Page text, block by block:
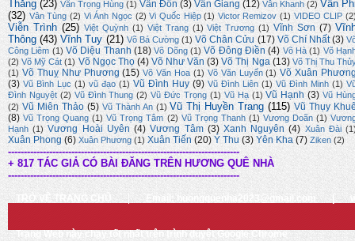
Thắng (23) Văn Trọng Hùng (1) Vân Đồn (3) Vân Giang (12) Vân Khanh (2) Vân
(32) Vân Tùng (2) Vi Ánh Ngọc (2) Vi Quốc Hiệp (1) Victor Remizov (1) VIDEO CLIP
Viễn Trình (25) Việt Quỳnh (1) Việt Trang (1) Việt Trương (1) Vĩnh Sơn (7)
Thông (43) Vĩnh Tuy (21) Võ Bá Cường (1) Võ Chân Cửu (17) Võ Chí Nhất (3)
Công Liêm (1) Võ Diệu Thanh (18) Võ Dõng (1) Võ Đông Điền (4) Võ Hà (1) Võ
(2) Võ Mỹ Cát (1) Võ Ngọc Thọ (4) Võ Như Văn (3) Võ Thị Nga (13) Võ Thị Thu
(1) Võ Thuỵ Như Phương (15) Võ Văn Hoa (1) Võ Văn Luyến (1) Võ Xuân
(3) Vũ Bình Lục (1) vũ đạo (1) Vũ Đình Huy (9) Vũ Đình Liên (1) Vũ Đình Minh (1)
Đình Nguyệt (2) Vũ Đình Thung (2) Vũ Đức Trọng (1) Vũ Hạ (1) Vũ Hạnh (3) Vũ
(2) Vũ Miên Thảo (5) Vũ Thành An (1) Vũ Thị Huyền Trang (115) Vũ Thụy
(8) Vũ Trọng Quang (1) Vũ Trọng Tâm (2) Vũ Trọng Thanh (1) Vương Doãn (1)
Hạnh (1) Vương Hoài Uyên (4) Vương Tâm (3) Xanh Nguyên (4) Xuân Đài
Xuân Phong (6) Xuân Phương (1) Xuân Tiến (20) Ý Thu (3) Yên Kha (7) Ziken (2)
-------------------------------------------------------------------------
+ 817 TÁC GIẢ CÓ BÀI ĐĂNG TRÊN HƯƠNG QUÊ NHÀ
-------------------------------------------------------------------------
TRỞ VỀ TRANG CHỦ Email: huongquenha2023@gmail.com
Trang Web này chạy tốt nhất trên trình duyệt Google Chrome